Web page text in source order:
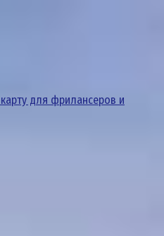
для фрилансеров и